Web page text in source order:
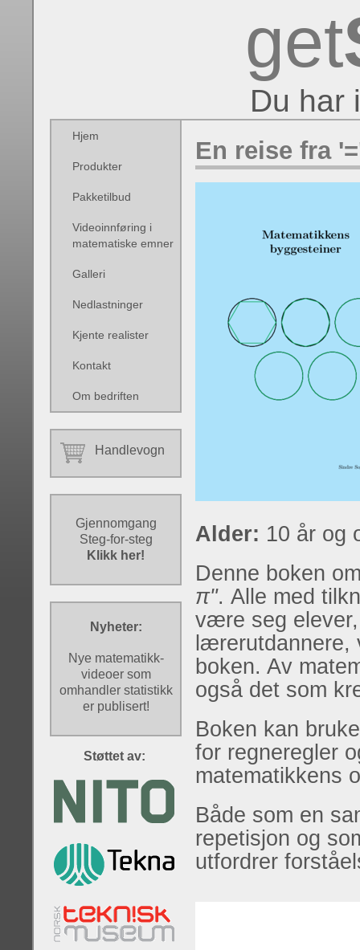
get
Du har
En reise fra
Alder: 10 år og
Denne boken
π". Alle med
være seg
lærerutdannere,
boken. Av
også det som
Boken kan
for regneregler
matematikkens
Både som en
repetisjon og
utfordrer
Hjem
Produkter
Pakketilbud
Videoinnføring i
matematiske emner
Galleri
Nedlastninger
Kjente realister
Kontakt
Om bedriften
Handlevogn
Gjennomgang
Steg-for-steg
Klikk her!
Nyheter:
Nye matematikk-
videoer som
omhandler statistikk
er publisert!
Støttet av: